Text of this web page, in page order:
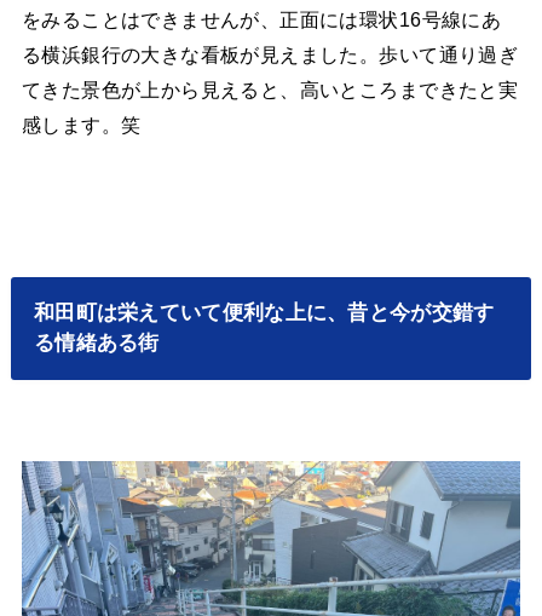
をみることはできませんが、正面には環状16号線にあ
る横浜銀行の大きな看板が見えました。歩いて通り過ぎ
てきた景色が上から見えると、高いところまできたと実
感します。笑
和田町は栄えていて便利な上に、昔と今が交錯す
る情緒ある街